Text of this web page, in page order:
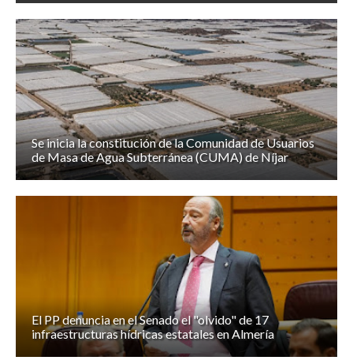
Se inicia la constitución de la Comunidad de Usuarios
de Masa de Agua Subterránea (CUMA) de Níjar
El PP denuncia en el Senado el "olvido" de 17
infraestructuras hídricas estatales en Almería